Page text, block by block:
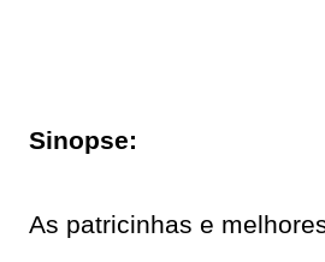
Sinopse:
As patricinhas e